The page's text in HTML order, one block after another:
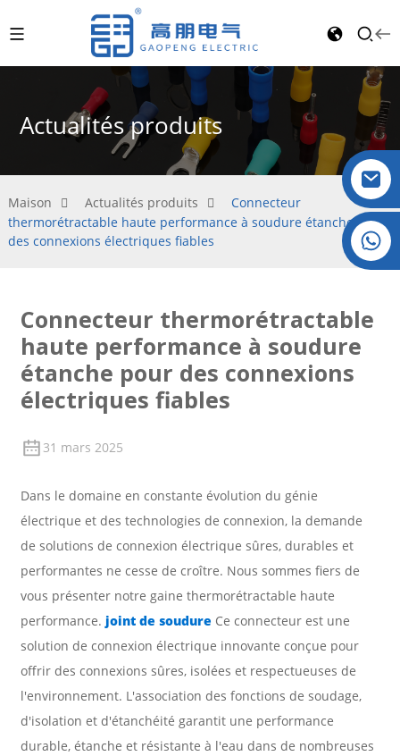
Cristal : +86 19032081821
Actualités produits
Maison Actualités produits
Connecteur
thermorétractable haute performance à soudure étanche pour
des connexions électriques fiables
Connecteur thermorétractable
haute performance à soudure
étanche pour des connexions
électriques fiables
31 mars 2025
Dans le domaine en constante évolution du génie
électrique et des technologies de connexion, la demande
de solutions de connexion électrique sûres, durables et
performantes ne cesse de croître. Nous sommes fiers de
vous présenter notre gaine thermorétractable haute
performance. joint de soudure Ce connecteur est une
solution de connexion électrique innovante conçue pour
offrir des connexions sûres, isolées et respectueuses de
l'environnement. L'association des fonctions de soudage,
d'isolation et d'étanchéité garantit une performance
durable, étanche et résistante à l'eau dans de nombreuses